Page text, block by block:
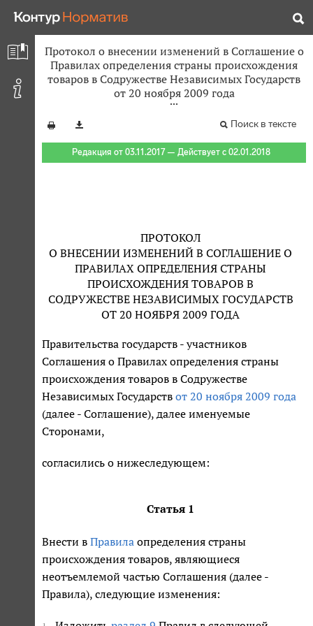
Протокол о внесении изменений в Соглашение о
Правилах определения страны происхождения
товаров в Содружестве Независимых Государств
от 20 ноября 2009 года
Поиск в тексте
Редакция от 03.11.2017 — Действует с 02.01.2018
ПРОТОКОЛ
О ВНЕСЕНИИ ИЗМЕНЕНИЙ В СОГЛАШЕНИЕ О
ПРАВИЛАХ ОПРЕДЕЛЕНИЯ СТРАНЫ
ПРОИСХОЖДЕНИЯ ТОВАРОВ В
СОДРУЖЕСТВЕ НЕЗАВИСИМЫХ ГОСУДАРСТВ
ОТ 20 НОЯБРЯ 2009 ГОДА
Правительства государств - участников
Соглашения о Правилах определения страны
происхождения товаров в Содружестве
Независимых Государств от 20 ноября 2009 года
(далее - Соглашение), далее именуемые
Сторонами,
согласились о нижеследующем:
Статья 1
Внести в Правила определения страны
происхождения товаров, являющиеся
неотъемлемой частью Соглашения (далее -
Правила), следующие изменения: